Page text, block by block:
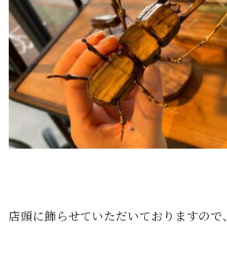
店頭に飾らせていただいておりますので、